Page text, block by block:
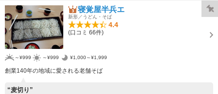
寝覚屋半兵エ
新形／うどん・そば
4.4
(口コミ 66件)
～¥999 ～¥999 ¥1,000～¥1,999
創業140年の地域に愛される老舗そば
“麦切り”